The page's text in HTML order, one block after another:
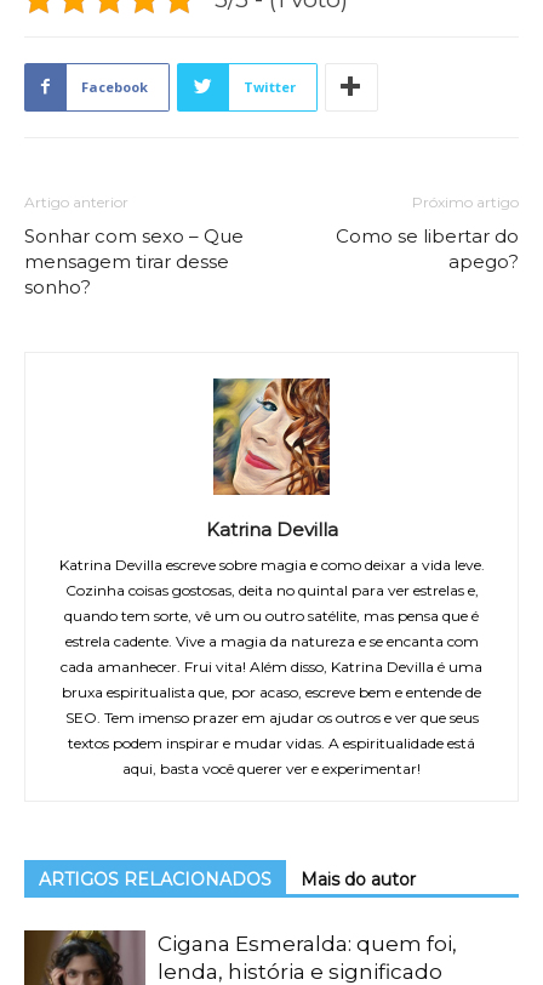
Facebook Twitter
Artigo anterior
Sonhar com sexo – Que
mensagem tirar desse
sonho?
Próximo artigo
Como se libertar do
apego?
Katrina Devilla
Katrina Devilla escreve sobre magia e como deixar a vida leve.
Cozinha coisas gostosas, deita no quintal para ver estrelas e,
quando tem sorte, vê um ou outro satélite, mas pensa que é
estrela cadente. Vive a magia da natureza e se encanta com
cada amanhecer. Frui vita! Além disso, Katrina Devilla é uma
bruxa espiritualista que, por acaso, escreve bem e entende de
SEO. Tem imenso prazer em ajudar os outros e ver que seus
textos podem inspirar e mudar vidas. A espiritualidade está
aqui, basta você querer ver e experimentar!
ARTIGOS RELACIONADOS Mais do autor
Cigana Esmeralda: quem foi,
lenda, história e significado